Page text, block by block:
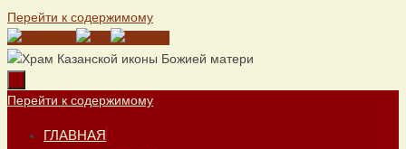
Перейти к содержимому
Перейти к содержимому
ГЛАВНАЯ